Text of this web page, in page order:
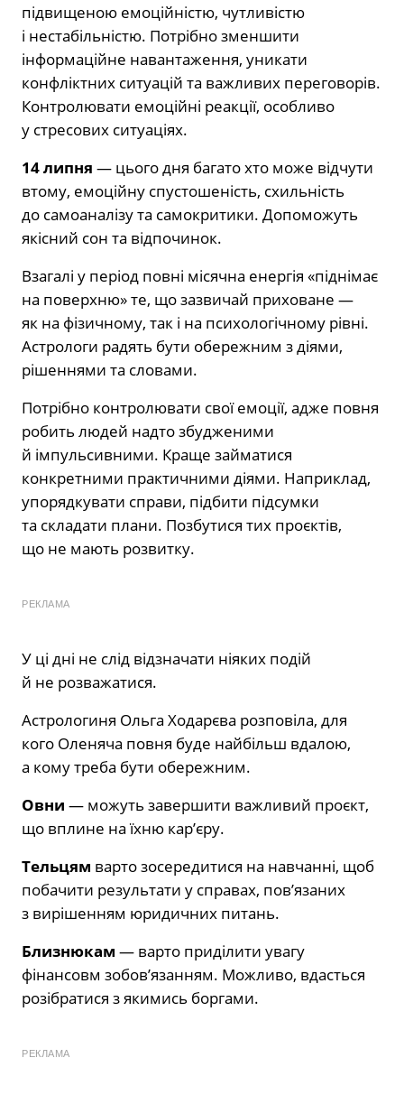
підвищеною емоційністю, чутливістю
і нестабільністю. Потрібно зменшити
інформаційне навантаження, уникати
конфліктних ситуацій та важливих переговорів.
Контролювати емоційні реакції, особливо
у стресових ситуаціях.
14 липня — цього дня багато хто може відчути
втому, емоційну спустошеність, схильність
до самоаналізу та самокритики. Допоможуть
якісний сон та відпочинок.
Взагалі у період повні місячна енергія «піднімає
на поверхню» те, що зазвичай приховане —
як на фізичному, так і на психологічному рівні.
Астрологи радять бути обережним з діями,
рішеннями та словами.
Потрібно контролювати свої емоції, адже повня
робить людей надто збудженими
й імпульсивними. Краще займатися
конкретними практичними діями. Наприклад,
упорядкувати справи, підбити підсумки
та складати плани. Позбутися тих проєктів,
що не мають розвитку.
РЕКЛАМА
У ці дні не слід відзначати ніяких подій
й не розважатися.
Астрологиня Ольга Ходарєва розповіла, для
кого Оленяча повня буде найбільш вдалою,
а кому треба бути обережним.
Овни — можуть завершити важливий проєкт,
що вплине на їхню кар’єру.
Тельцям варто зосередитися на навчанні, щоб
побачити результати у справах, пов’язаних
з вирішенням юридичних питань.
Близнюкам — варто приділити увагу
фінансовм зобов’язанням. Можливо, вдасться
розібратися з якимись боргами.
РЕКЛАМА